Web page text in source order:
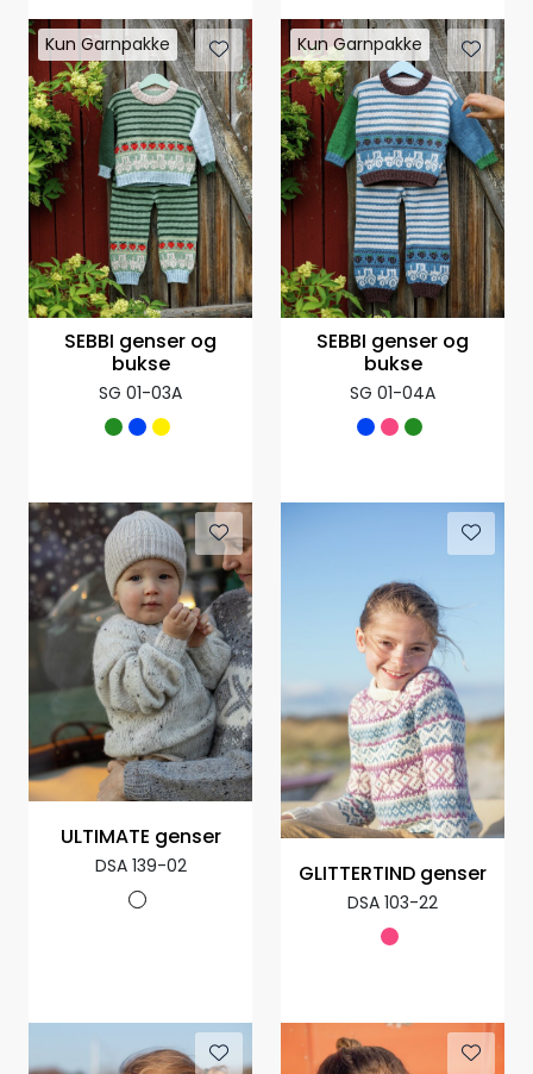
Kun Garnpakke
SEBBI genser og
bukse
SG 01-03A
Kun Garnpakke
SEBBI genser og
bukse
SG 01-04A
ULTIMATE genser
DSA 139-02 GLITTERTIND genser
DSA 103-22